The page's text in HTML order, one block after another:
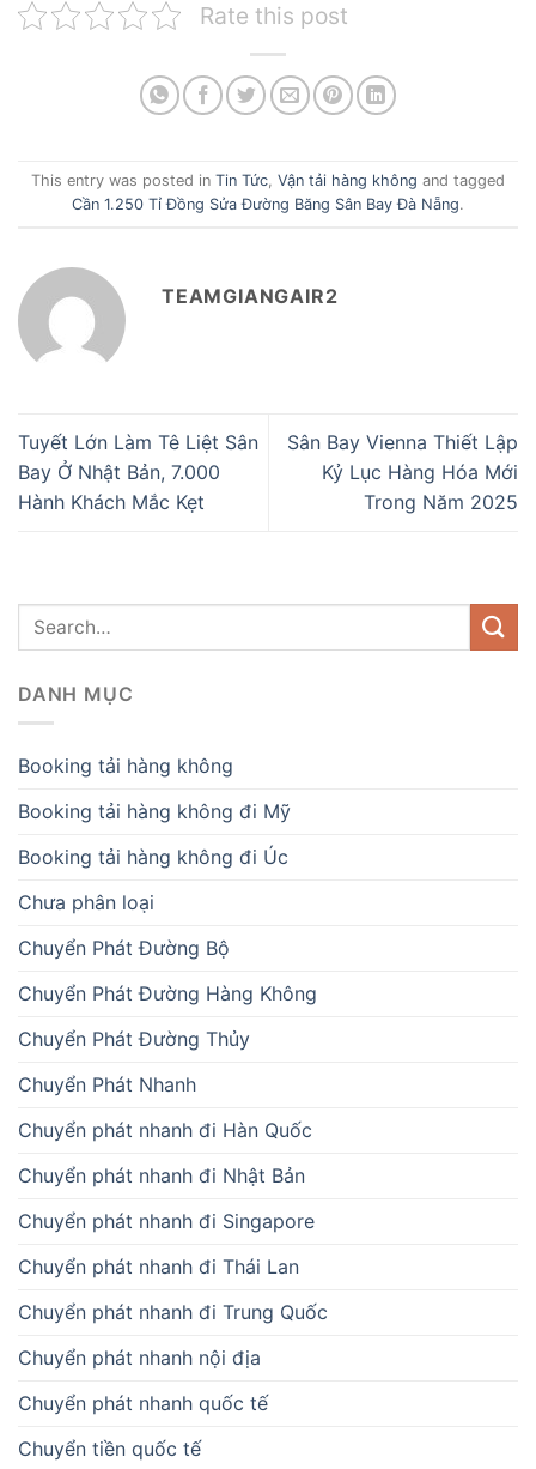
Rate this post
This entry was posted in Tin Tức Vận tải hàng không and tagged
Cần 1.250 Tỉ Đồng Sửa Đường Băng Sân Bay Đà Nẵng.
TEAMGIANGAIR2
Tuyết Lớn Làm Tê Liệt Sân
Bay Ở Nhật Bản, 7.000
Hành Khách Mắc Kẹt
Sân Bay Vienna Thiết Lập
Kỷ Lục Hàng Hóa Mới
Trong Năm 2025
DANH MỤC
Booking tải hàng không
Booking tải hàng không đi Mỹ
Booking tải hàng không đi Úc
Chưa phân loại
Chuyển Phát Đường Bộ
Chuyển Phát Đường Hàng Không
Chuyển Phát Đường Thủy
Chuyển Phát Nhanh
Chuyển phát nhanh đi Hàn Quốc
Chuyển phát nhanh đi Nhật Bản
Chuyển phát nhanh đi Singapore
Chuyển phát nhanh đi Thái Lan
Chuyển phát nhanh đi Trung Quốc
Chuyển phát nhanh nội địa
Chuyển phát nhanh quốc tế
Chuyển tiền quốc tế